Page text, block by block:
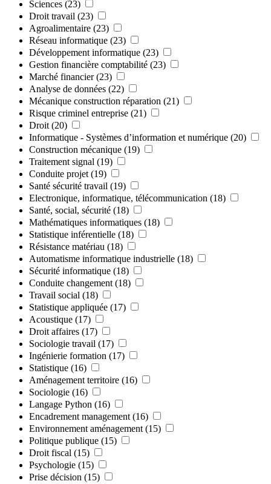
Sciences (23)
Droit travail (23)
Agroalimentaire (23)
Réseau informatique (23)
Développement informatique (23)
Gestion financière comptabilité (23)
Marché financier (23)
Analyse de données (22)
Mécanique construction réparation (21)
Risque criminel entreprise (21)
Droit (20)
Informatique - Systèmes d’information et numérique (20)
Construction mécanique (19)
Traitement signal (19)
Conduite projet (19)
Santé sécurité travail (19)
Electronique, informatique, télécommunication (18)
Santé, social, sécurité (18)
Mathématiques informatiques (18)
Statistique inférentielle (18)
Résistance matériau (18)
Automatisme informatique industrielle (18)
Sécurité informatique (18)
Conduite changement (18)
Travail social (18)
Statistique appliquée (17)
Acoustique (17)
Droit affaires (17)
Sociologie travail (17)
Ingénierie formation (17)
Statistique (16)
Aménagement territoire (16)
Sociologie (16)
Langage Python (16)
Encadrement management (16)
Environnement aménagement (15)
Politique publique (15)
Droit fiscal (15)
Psychologie (15)
Prise décision (15)